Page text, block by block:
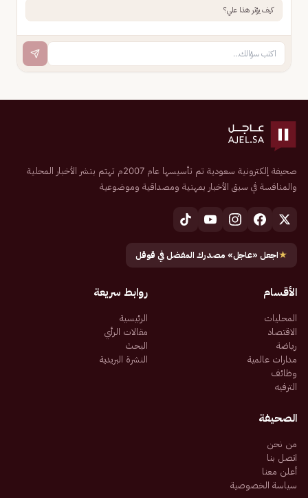
كيف يؤثر هذا علي؟
صحيفة إلكترونية سعودية تم تأسيسها عام 2007م تهتم بنشر الأخبار المحلية
والمنافسة في سبق الأخبار بمهنية ومصداقية وموضوعية
★اجعل «عاجل» مصدرك المفضل في قوقل
الأقسام
المحليات
الاقتصاد
رياضة
مدارات عالمية
وظائف
الترفيه
روابط سريعة
الرئيسية
مقالات الرأي
البحث
النشرة البريدية
الصحيفة
من نحن
اتصل بنا
أعلن معنا
سياسة الخصوصية